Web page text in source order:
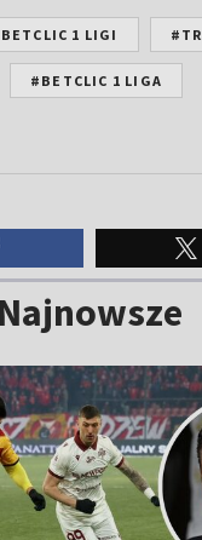
1 LIGI
#BETCLIC 1 LIGA
Najnowsze